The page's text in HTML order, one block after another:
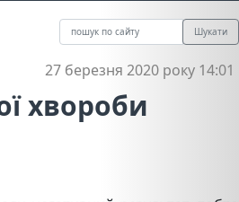
Шукати
27 березня 2020 року 14:01
хвороби